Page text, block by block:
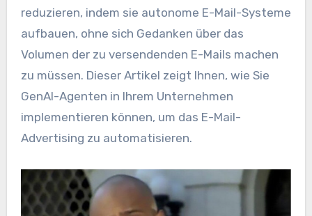
reduzieren, indem sie autonome E-Mail-Systeme
aufbauen, ohne sich Gedanken über das
Volumen der zu versendenden E-Mails machen
zu müssen. Dieser Artikel zeigt Ihnen, wie Sie
GenAI-Agenten in Ihrem Unternehmen
implementieren können, um das E-Mail-
Advertising zu automatisieren.